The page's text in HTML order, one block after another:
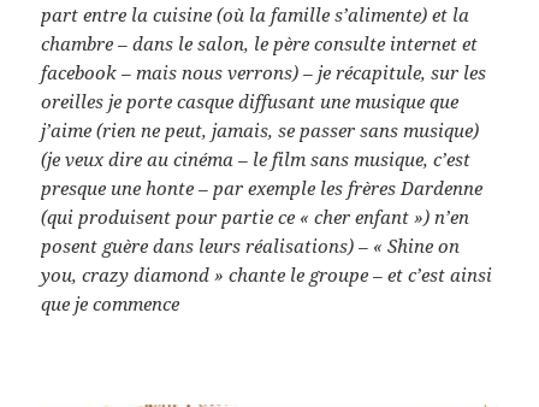
part entre la cuisine (où la famille s’alimente) et la
chambre – dans le salon, le père consulte internet et
facebook – mais nous verrons) – je récapitule, sur les
oreilles je porte casque diffusant une musique que
j’aime (rien ne peut, jamais, se passer sans musique)
(je veux dire au cinéma – le film sans musique, c’est
presque une honte – par exemple les frères Dardenne
(qui produisent pour partie ce « cher enfant ») n’en
posent guère dans leurs réalisations) – « Shine on
you, crazy diamond » chante le groupe – et c’est ainsi
que je commence